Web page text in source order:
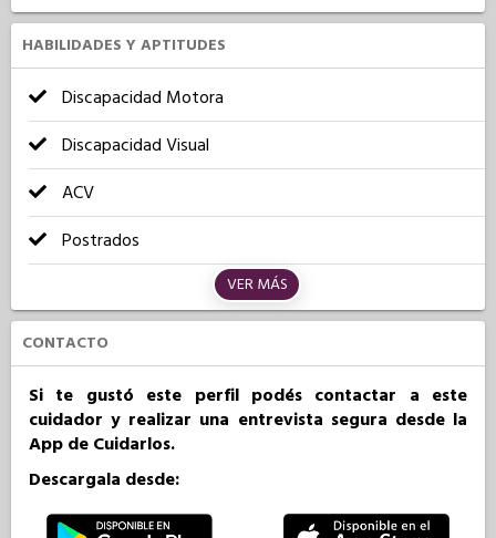
HABILIDADES Y APTITUDES
Discapacidad Motora
Discapacidad Visual
ACV
Postrados
VER MÁS
CONTACTO
Si te gustó este perfil podés contactar a este
cuidador y realizar una entrevista segura desde la
App de Cuidarlos.
Descargala desde: